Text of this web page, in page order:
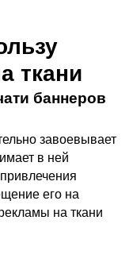
ткани
баннеров
завоевывает
в ней
его на
на ткани